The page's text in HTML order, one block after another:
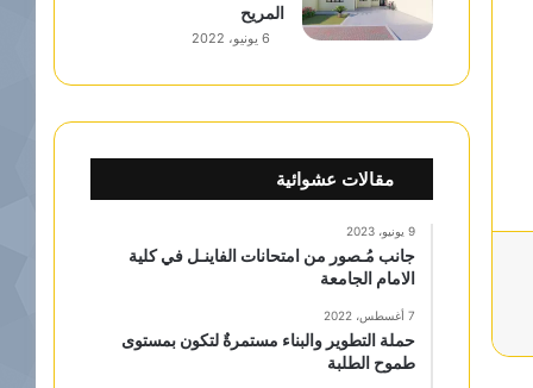
المريح
6 يونيو، 2022
مقالات عشوائية
9 يونيو، 2023
جانب مُـصور من امتحانات الفاينـل في كلية
الامام الجامعة
7 أغسطس، 2022
حملة التطوير والبناء مستمرةٌ لتكون بمستوى
طموح الطلبة